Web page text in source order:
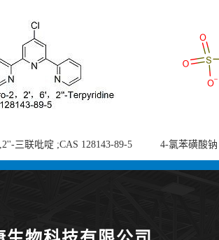
三联吡啶 ;CAS 128143-89-5
2,2':6',2''-terpyridine;4-
4-氯苯磺酸钠